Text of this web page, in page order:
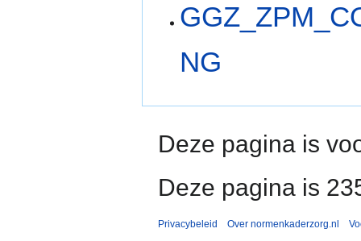
NG
Deze pagina is
Deze pagina is
Privacybeleid Over normenkaderzorg.nl